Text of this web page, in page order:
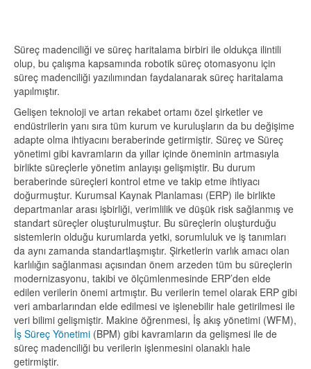
Süreç madenciliği ve süreç haritalama birbiri ile oldukça ilintili
olup, bu çalışma kapsamında robotik süreç otomasyonu için
süreç madenciliği yazılımından faydalanarak süreç haritalama
yapılmıştır.
Gelişen teknoloji ve artan rekabet ortamı özel şirketler ve
endüstrilerin yanı sıra tüm kurum ve kuruluşların da bu değişime
adapte olma ihtiyacını beraberinde getirmiştir. Süreç ve Süreç
yönetimi gibi kavramların da yıllar içinde öneminin artmasıyla
birlikte süreçlerle yönetim anlayışı gelişmiştir. Bu durum
beraberinde süreçleri kontrol etme ve takip etme ihtiyacı
doğurmuştur. Kurumsal Kaynak Planlaması (ERP) ile birlikte
departmanlar arası işbirliği, verimlilik ve düşük risk sağlanmış ve
standart süreçler oluşturulmuştur. Bu süreçlerin oluşturduğu
sistemlerin olduğu kurumlarda yetki, sorumluluk ve iş tanımları
da aynı zamanda standartlaşmıştır. Şirketlerin varlık amacı olan
karlılığın sağlanması açısından önem arzeden tüm bu süreçlerin
modernizasyonu, takibi ve ölçümlenmesinde ERP’den elde
edilen verilerin önemi artmıştır. Bu verilerin temel olarak ERP gibi
veri ambarlarından elde edilmesi ve işlenebilir hale getirilmesi ile
veri bilimi gelişmiştir. Makine öğrenmesi, İş akış yönetimi (WFM),
İş Süreç Yönetimi (BPM) gibi kavramların da gelişmesi ile de
süreç madenciliği bu verilerin işlenmesini olanaklı hale
getirmiştir.